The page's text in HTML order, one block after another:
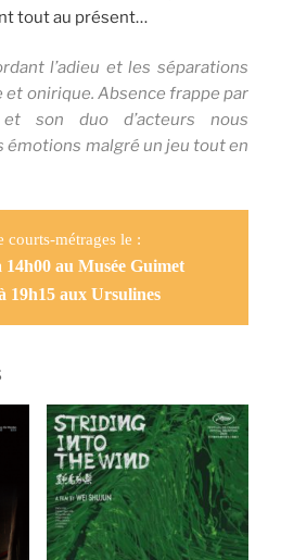
tout au présent…
l’adieu et les séparations
et onirique. Absence frappe par
son duo d’acteurs nous
malgré un jeu tout en
courts-métrages le :
14h00 au Musée Guimet
19h15 aux Ursulines